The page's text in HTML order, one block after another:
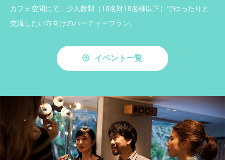
カフェ空間にて、少人数制（10名対10名様以下）でゆったりと
交流したい方向けのパーティープラン。
イベント一覧